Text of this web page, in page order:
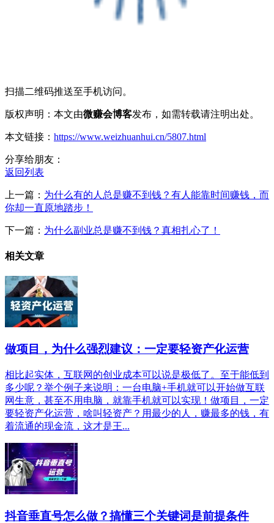
扫描二维码推送至手机访问。
版权声明：本文由微赚会博客发布，如需转载请注明出处。
本文链接： https://www.weizhuanhui.cn/5807.html
分享给朋友：
返回列表
上一篇： 为什么有的人总是赚不到钱？有人能靠时间赚钱，而
你却一直原地踏步！
下一篇： 为什么副业总是赚不到钱？真相扎心了！
相关文章
做项目，为什么强烈建议：一定要轻资产化运营
相比起实体，互联网的创业成本可以说是极低了。至于能低到
多少呢？举个例子来说明：一台电脑+手机就可以开始做互联
网生意，甚至不用电脑，就靠手机就可以实现！做项目，一定
要轻资产化运营，啥叫轻资产？用最少的人，赚最多的钱，有
着流通的现金流，这才是王...
抖音垂直号怎么做？搞懂三个关键词是前提条件